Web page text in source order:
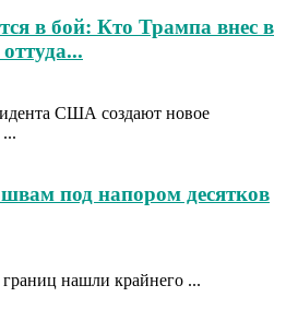
в бой: Кто Трампа внес в
США создают новое
под напором десятков
нашли крайнего ...